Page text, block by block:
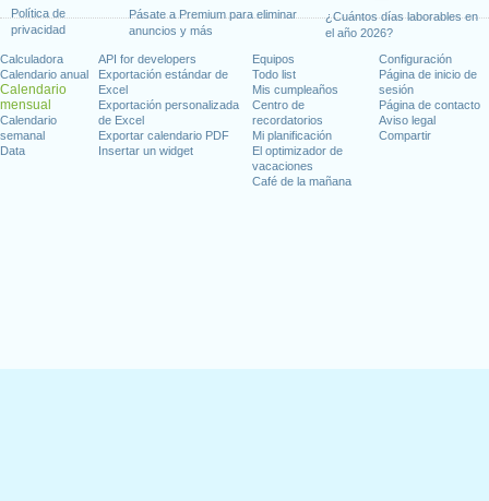
Política de
privacidad
Pásate a Premium para eliminar
anuncios y más
¿Cuántos días laborables en
el año 2026?
Calculadora
Calendario anual
Calendario
mensual
Calendario
semanal
Data
API for developers
Exportación estándar de
Excel
Exportación personalizada
de Excel
Exportar calendario PDF
Insertar un widget
Equipos
Todo list
Mis cumpleaños
Centro de
recordatorios
Mi planificación
El optimizador de
vacaciones
Café de la mañana
Configuración
Página de inicio de
sesión
Página de contacto
Aviso legal
Compartir